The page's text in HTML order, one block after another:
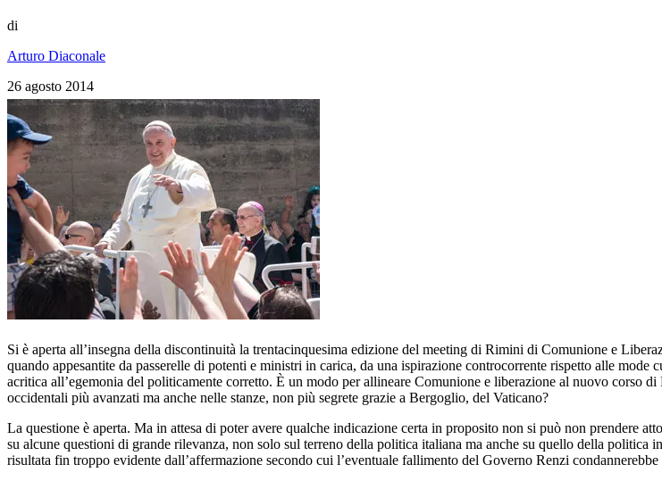
di
Arturo Diaconale
26 agosto 2014
Si è aperta all’insegna della discontinuità la trentacinquesima edizione del meeting di Rimini di Comunione e
quando appesantite da passerelle di potenti e ministri in carica, da una ispirazione controcorrente rispetto alle
acritica all’egemonia del politicamente corretto. È un modo per allineare Comunione e liberazione al nuovo corso
occidentali più avanzati ma anche nelle stanze, non più segrete grazie a Bergoglio, del Vaticano?
La questione è aperta. Ma in attesa di poter avere qualche indicazione certa in proposito non si può non prendere
su alcune questioni di grande rilevanza, non solo sul terreno della politica italiana ma anche su quello della
risultata fin troppo evidente dall’affermazione secondo cui l’eventuale fallimento del Governo Renzi